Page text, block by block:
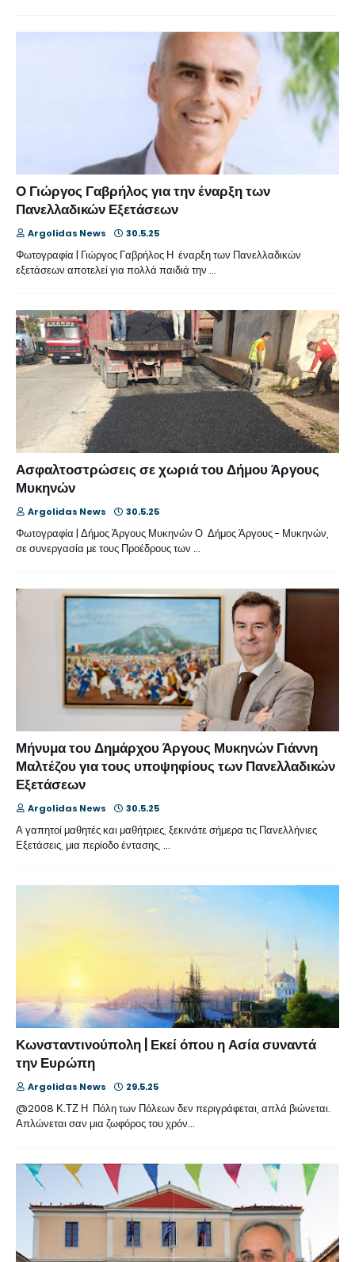
Ο Γιώργος Γαβρήλος για την έναρξη των
Πανελλαδικών Εξετάσεων
Argolidas News 30.5.25
Φωτογραφία | Γιώργος Γαβρήλος Η έναρξη των Πανελλαδικών
εξετάσεων αποτελεί για πολλά παιδιά την …
Ασφαλτοστρώσεις σε χωριά του Δήμου Άργους
Μυκηνών
Argolidas News 30.5.25
Φωτογραφία | Δήμος Άργους Μυκηνών Ο Δήμος Άργους - Μυκηνών,
σε συνεργασία με τους Προέδρους των …
Μήνυμα του Δημάρχου Άργους Μυκηνών Γιάννη
Μαλτέζου για τους υποψηφίους των Πανελλαδικών
Εξετάσεων
Argolidas News 30.5.25
Α γαπητοί μαθητές και μαθήτριες, ξεκινάτε σήμερα τις Πανελλήνιες
Εξετάσεις, μια περίοδο έντασης, …
Κωνσταντινούπολη | Εκεί όπου η Ασία συναντά
την Ευρώπη
Argolidas News 29.5.25
@2008 Κ.ΤΖ Η Πόλη των Πόλεων δεν περιγράφεται, απλά βιώνεται.
Απλώνεται σαν μια ζωφόρος του χρόν…